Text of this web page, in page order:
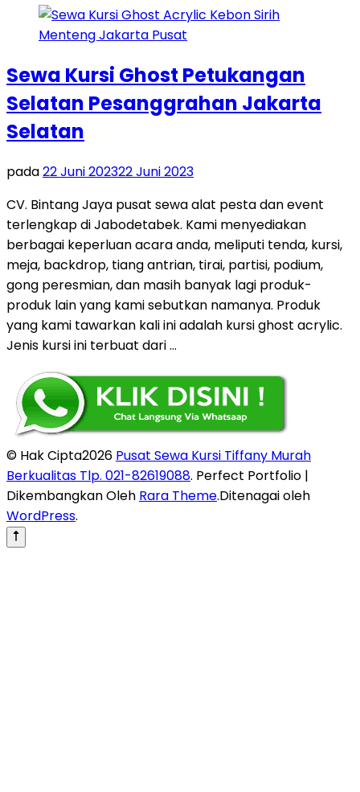
Sewa Kursi Ghost Petukangan
Selatan Pesanggrahan Jakarta
Selatan
pada22 Juni 202322 Juni 2023
CV. Bintang Jaya pusat sewa alat pesta dan event
terlengkap di Jabodetabek. Kami menyediakan
berbagai keperluan acara anda, meliputi tenda, kursi,
meja, backdrop, tiang antrian, tirai, partisi, podium,
gong peresmian, dan masih banyak lagi produk-
produk lain yang kami sebutkan namanya. Produk
yang kami tawarkan kali ini adalah kursi ghost acrylic.
Jenis kursi ini terbuat dari …
© Hak Cipta2026 Pusat Sewa Kursi Tiffany Murah
Berkualitas Tlp. 021-82619088. Perfect Portfolio |
Dikembangkan Oleh Rara Theme.Ditenagai oleh
WordPress.